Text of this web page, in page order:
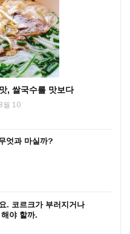
, 쌀국수를 맛보다
8월 10
엇과 마실까?
. 코르크가 부러지거나
야 할까.